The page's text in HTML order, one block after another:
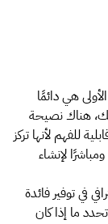
هي دائمًا
هناك نصيحة
للفهم لأنها تركز
لإنشاء
في توفير فائدة
ما إذا كان